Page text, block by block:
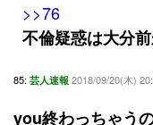
>>76
不倫疑惑は大分
85: 芸人速報 2018/09/20(木)
you終わっちゃう